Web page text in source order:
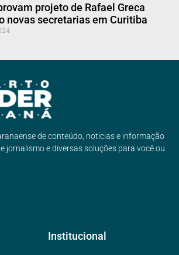
projeto de Rafael Greca
novas secretarias em Curitiba
de conteúdo, noticias e informação
jornalismo e diversas soluções para você ou
Institucional